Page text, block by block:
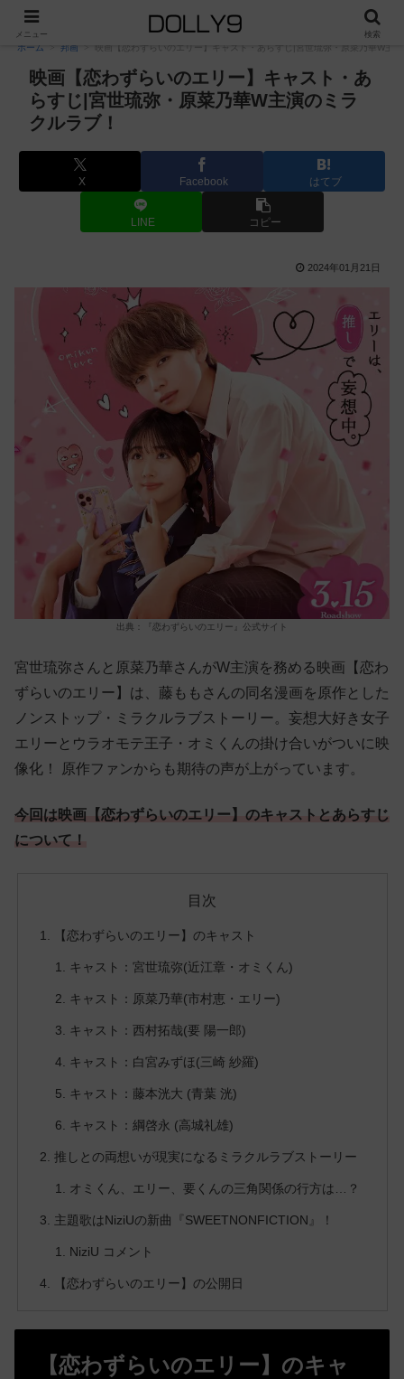
PR
ホーム 邦画 映画【恋わずらいのエリー】キャスト・あらすじ|宮世琉弥・原菜乃華W主
映画【恋わずらいのエリー】キャスト・あ
らすじ|宮世琉弥・原菜乃華W主演のミラ
クルラブ！
X Facebook はてブ
LINE コピー
2024年01月21日
出典：『恋わずらいのエリー』公式サイト
宮世琉弥さんと原菜乃華さんがW主演を務める映画【恋わ
ずらいのエリー】は、藤ももさんの同名漫画を原作とした
ノンストップ・ミラクルラブストーリー。妄想大好き女子
エリーとウラオモテ王子・オミくんの掛け合いがついに映
像化！ 原作ファンからも期待の声が上がっています。
今回は映画【恋わずらいのエリー】のキャストとあらすじ
について！
目次
【恋わずらいのエリー】のキャスト
キャスト：宮世琉弥(近江章・オミくん)
キャスト：原菜乃華(市村恵・エリー)
キャスト：西村拓哉(要 陽一郎)
キャスト：白宮みずほ(三崎 紗羅)
キャスト：藤本洸大 (青葉 洸)
キャスト：綱啓永 (高城礼雄)
推しとの両想いが現実になるミラクルラブストーリー
オミくん、エリー、要くんの三角関係の行方は…？
主題歌はNiziUの新曲『SWEETNONFICTION』！
NiziU コメント
【恋わずらいのエリー】の公開日
【恋わずらいのエリー】のキャ
メニュー 検索